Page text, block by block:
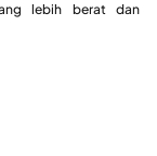
lebih berat dan